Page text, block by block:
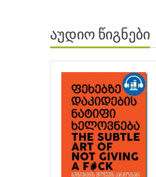
აუდიო წიგნები